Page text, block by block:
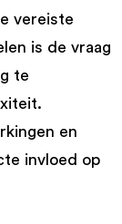
vereiste
is de vraag
te
en
invloed op